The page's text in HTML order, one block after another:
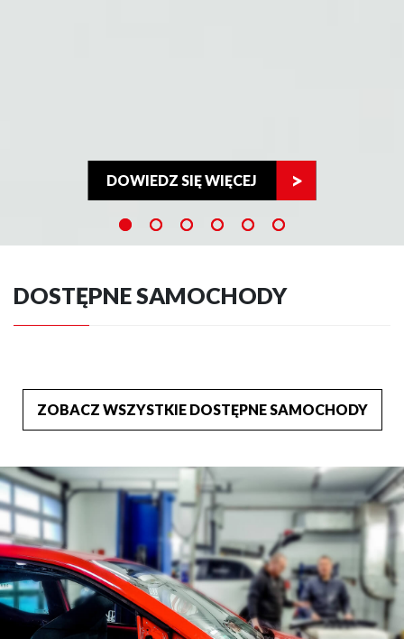
DOWIEDZ SIĘ WIĘCEJ
DOSTĘPNE SAMOCHODY
ZOBACZ WSZYSTKIE DOSTĘPNE SAMOCHODY